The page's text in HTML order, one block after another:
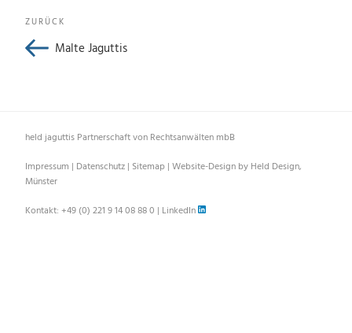
Beitragsnavigation
Vorheriger
Beitrag
ZURÜCK
Malte Jaguttis
held jaguttis Partnerschaft von Rechtsanwälten mbB
Impressum | Datenschutz | Sitemap | Website-Design by Held Design,
Münster
Kontakt: +49 (0) 221 9 14 08 88 0 | LinkedIn